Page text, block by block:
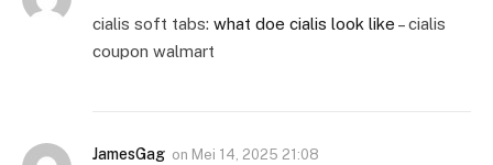
cialis soft tabs: what doe cialis look like – cialis
coupon walmart
JamesGag on Mei 14, 2025 21:08